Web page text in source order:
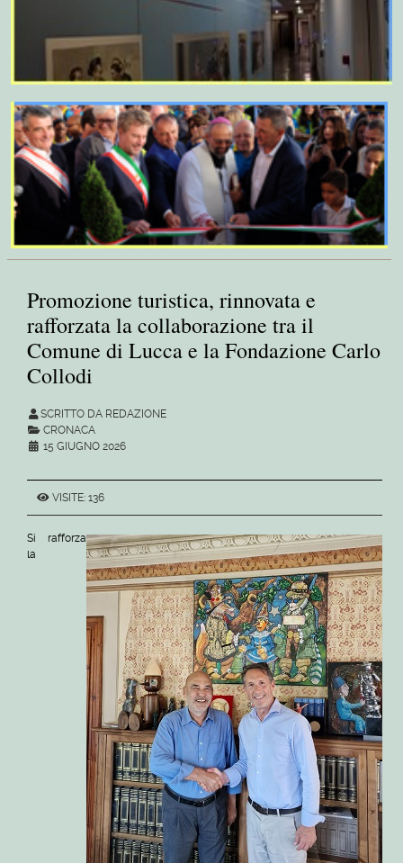
Promozione turistica, rinnovata e
rafforzata la collaborazione tra il
Comune di Lucca e la Fondazione Carlo
Collodi
SCRITTO DA REDAZIONE
CRONACA
15 GIUGNO 2026
VISITE: 136
Si rafforza
la